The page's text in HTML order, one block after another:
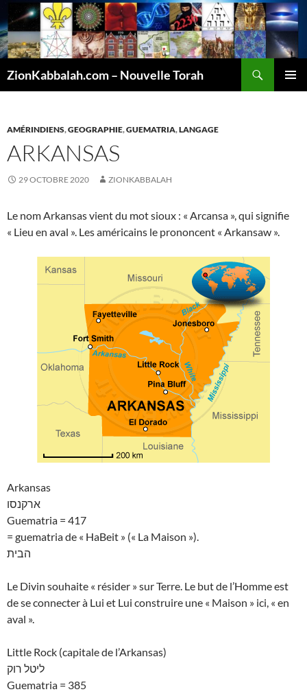
ZionKabbalah.com – Nouvelle Torah
AMÉRINDIENS,GEOGRAPHIE,GUEMATRIA,LANGAGE
ARKANSAS
29 OCTOBRE 2020 ZIONKABBALAH
Le nom Arkansas vient du mot sioux : « Arcansa », qui signifie
« Lieu en aval ». Les américains le prononcent « Arkansaw ».
Arkansas
ארקנסו
Guematria = 417
= guematria de « HaBeit » (« La Maison »).
הבית
Le Divin souhaite « résider » sur Terre. Le but de l’Homme est
de se connecter à Lui et Lui construire une « Maison » ici, « en
aval ».
Little Rock (capitale de l’Arkansas)
ליטל רוק
Guematria = 385